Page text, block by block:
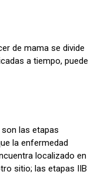
de mama se divide
a tiempo, puede
las etapas
la enfermedad
localizado en
sitio; las etapas IIB